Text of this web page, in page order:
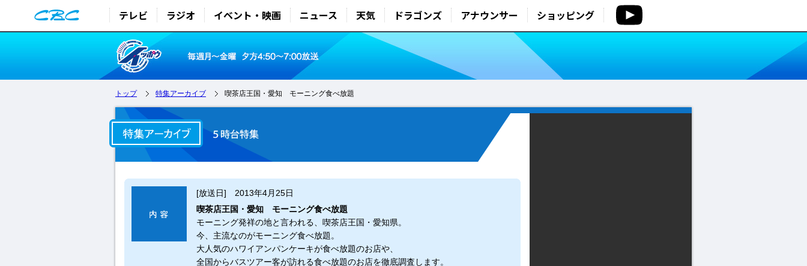
テレビ ラジオ イベント・映画 ニュース 天気 ドラゴンズ アナウンサー ショッピング
トップ 特集アーカイブ 喫茶店王国・愛知 モーニング食べ放題
[放送日] 2013年4月25日
喫茶店王国・愛知 モーニング食べ放題
モーニング発祥の地と言われる、喫茶店王国・愛知県。
今、主流なのがモーニング食べ放題。
大人気のハワイアンパンケーキが食べ放題のお店や、
全国からバスツアー客が訪れる食べ放題のお店を徹底調査します。